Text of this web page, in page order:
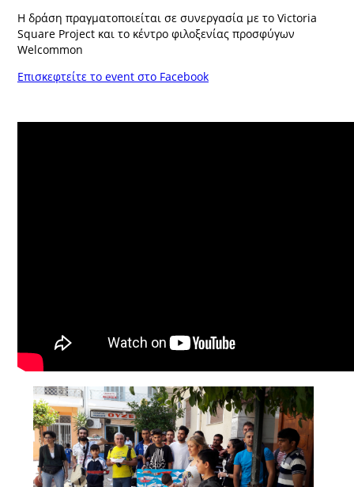
Η δράση πραγματοποιείται σε συνεργασία με το Victoria
Square Project και το κέντρο φιλοξενίας προσφύγων
Welcommon
Επισκεφτείτε το event στο Facebook